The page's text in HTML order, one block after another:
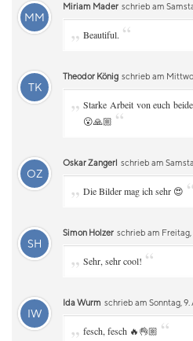
MM
Miriam Mader schrieb am
„ Beautiful. “
TK
Theodor König schrieb am
„ Starke Arbeit von euch
😮🙏🏼 “
OZ
Oskar Zangerl schrieb am
„ Die Bilder mag ich sehr 😍
SH
Simon Holzer schrieb am Freitag,
„ Sehr, sehr cool! “
IW
Ida Wurm schrieb am Sonntag,
„ fesch, fesch 🔥👌🏼 “